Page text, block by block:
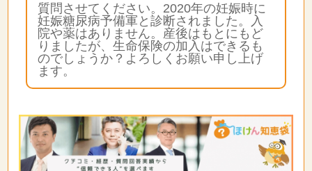
質問させてください。2020年の妊娠時に
妊娠糖尿病予備軍と診断されました。入
院や薬はありません。産後はもとにもど
りましたが、生命保険の加入はできるも
のでしょうか？よろしくお願い申し上げ
ます。